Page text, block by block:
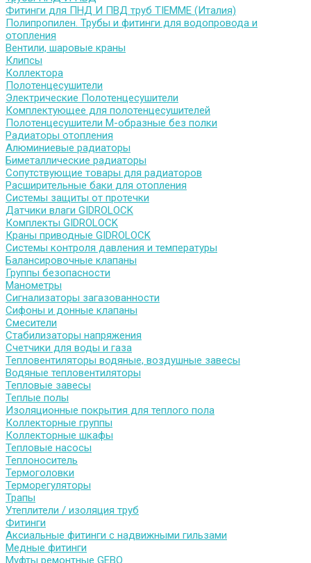
Фитинги для ПНД И ПВД труб TIEMME (Италия)
Полипропилен. Трубы и фитинги для водопровода и
отопления
Вентили, шаровые краны
Клипсы
Коллектора
Полотенцесушители
Электрические Полотенцесушители
Комплектующее для полотенцесушителей
Полотенцесушители М-образные без полки
Радиаторы отопления
Алюминиевые радиаторы
Биметаллические радиаторы
Сопутствующие товары для радиаторов
Расширительные баки для отопления
Системы защиты от протечки
Датчики влаги GIDROLOCK
Комплекты GIDROLOCK
Краны приводные GIDROLOCK
Системы контроля давления и температуры
Балансировочные клапаны
Группы безопасности
Манометры
Сигнализаторы загазованности
Сифоны и донные клапаны
Смесители
Стабилизаторы напряжения
Счетчики для воды и газа
Тепловентиляторы водяные, воздушные завесы
Водяные тепловентиляторы
Тепловые завесы
Теплые полы
Изоляционные покрытия для теплого пола
Коллекторные группы
Коллекторные шкафы
Тепловые насосы
Теплоноситель
Термоголовки
Терморегуляторы
Трапы
Утеплители / изоляция труб
Фитинги
Аксиальные фитинги с надвижными гильзами
Медные фитинги
Муфты ремонтные GEBO